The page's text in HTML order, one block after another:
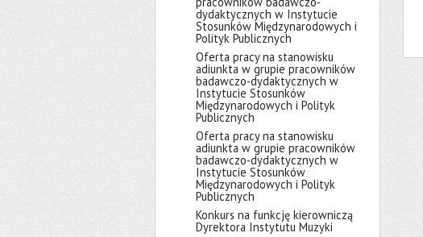
dydaktycznych w Instytucie
Stosunków Międzynarodowych i
Polityk Publicznych
Oferta pracy na stanowisku
adiunkta w grupie pracowników
badawczo-dydaktycznych w
Instytucie Stosunków
Międzynarodowych i Polityk
Publicznych
Oferta pracy na stanowisku
adiunkta w grupie pracowników
badawczo-dydaktycznych w
Instytucie Stosunków
Międzynarodowych i Polityk
Publicznych
Konkurs na funkcję kierowniczą
Dyrektora Instytutu Muzyki